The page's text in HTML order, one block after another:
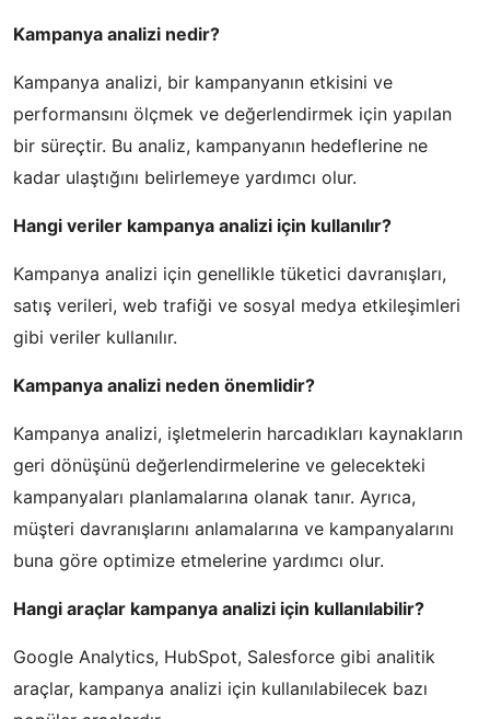
Kampanya analizi nedir?
Kampanya analizi, bir kampanyanın etkisini ve
performansını ölçmek ve değerlendirmek için yapılan
bir süreçtir. Bu analiz, kampanyanın hedeflerine ne
kadar ulaştığını belirlemeye yardımcı olur.
Hangi veriler kampanya analizi için kullanılır?
Kampanya analizi için genellikle tüketici davranışları,
satış verileri, web trafiği ve sosyal medya etkileşimleri
gibi veriler kullanılır.
Kampanya analizi neden önemlidir?
Kampanya analizi, işletmelerin harcadıkları kaynakların
geri dönüşünü değerlendirmelerine ve gelecekteki
kampanyaları planlamalarına olanak tanır. Ayrıca,
müşteri davranışlarını anlamalarına ve kampanyalarını
buna göre optimize etmelerine yardımcı olur.
Hangi araçlar kampanya analizi için kullanılabilir?
Google Analytics, HubSpot, Salesforce gibi analitik
araçlar, kampanya analizi için kullanılabilecek bazı